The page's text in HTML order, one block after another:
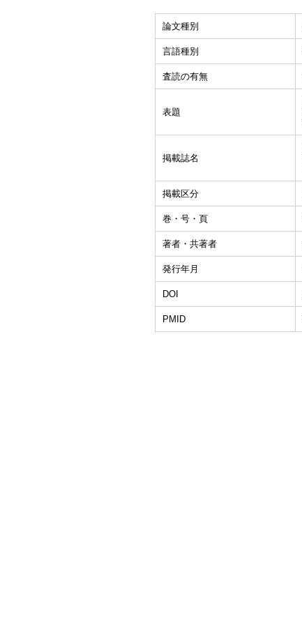
論文種別
言語種別
査読の有無
表題
掲載誌名
掲載区分
巻・号・頁
著者・共著者
発行年月
DOI
PMID